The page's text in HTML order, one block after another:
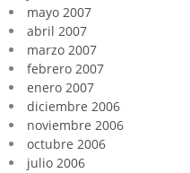
mayo 2007
abril 2007
marzo 2007
febrero 2007
enero 2007
diciembre 2006
noviembre 2006
octubre 2006
julio 2006